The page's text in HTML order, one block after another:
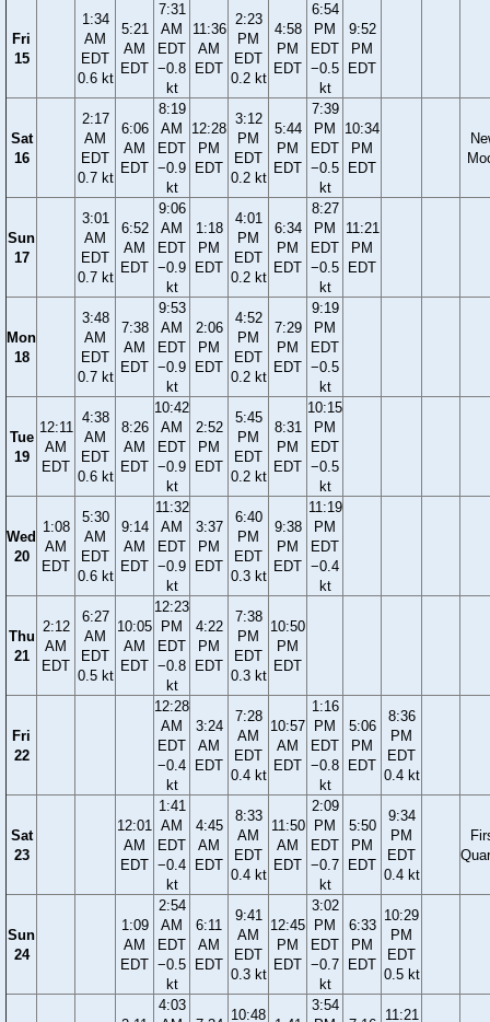
Fri
15
1:34
AM
EDT
0.6 kt
5:21
AM
EDT
7:31
AM
EDT
−0.8
kt
11:36
AM
EDT
2:23
PM
EDT
0.2 kt
4:58
PM
EDT
6:54
PM
EDT
−0.5
kt
9:52
PM
EDT
Sat
16
2:17
AM
EDT
0.7 kt
6:06
AM
EDT
8:19
AM
EDT
−0.9
kt
12:28
PM
EDT
3:12
PM
EDT
0.2 kt
5:44
PM
EDT
7:39
PM
EDT
−0.5
kt
10:34
PM
EDT
Sun
17
3:01
AM
EDT
0.7 kt
6:52
AM
EDT
9:06
AM
EDT
−0.9
kt
1:18
PM
EDT
4:01
PM
EDT
0.2 kt
6:34
PM
EDT
8:27
PM
EDT
−0.5
kt
11:21
PM
EDT
Mon
18
3:48
AM
EDT
0.7 kt
7:38
AM
EDT
9:53
AM
EDT
−0.9
kt
2:06
PM
EDT
4:52
PM
EDT
0.2 kt
7:29
PM
EDT
9:19
PM
EDT
−0.5
kt
Tue
19
12:11
AM
EDT
4:38
AM
EDT
0.6 kt
8:26
AM
EDT
10:42
AM
EDT
−0.9
kt
2:52
PM
EDT
5:45
PM
EDT
0.2 kt
8:31
PM
EDT
10:15
PM
EDT
−0.5
kt
Wed
20
1:08
AM
EDT
5:30
AM
EDT
0.6 kt
9:14
AM
EDT
11:32
AM
EDT
−0.9
kt
3:37
PM
EDT
6:40
PM
EDT
0.3 kt
9:38
PM
EDT
11:19
PM
EDT
−0.4
kt
Thu
21
2:12
AM
EDT
6:27
AM
EDT
0.5 kt
10:05
AM
EDT
12:23
PM
EDT
−0.8
kt
4:22
PM
EDT
7:38
PM
EDT
0.3 kt
10:50
PM
EDT
Fri
22
12:28
AM
EDT
−0.4
kt
3:24
AM
EDT
7:28
AM
EDT
0.4 kt
10:57
AM
EDT
1:16
PM
EDT
−0.8
kt
5:06
PM
EDT
8:36
PM
EDT
0.4 kt
Sat
23
12:01
AM
EDT
1:41
AM
EDT
−0.4
kt
4:45
AM
EDT
8:33
AM
EDT
0.4 kt
11:50
AM
EDT
2:09
PM
EDT
−0.7
kt
5:50
PM
EDT
9:34
PM
EDT
0.4 kt
Sun
24
1:09
AM
EDT
2:54
AM
EDT
−0.5
kt
6:11
AM
EDT
9:41
AM
EDT
0.3 kt
12:45
PM
EDT
3:02
PM
EDT
−0.7
kt
6:33
PM
EDT
10:29
PM
EDT
0.5 kt
4:03
10:48
3:54
11:21